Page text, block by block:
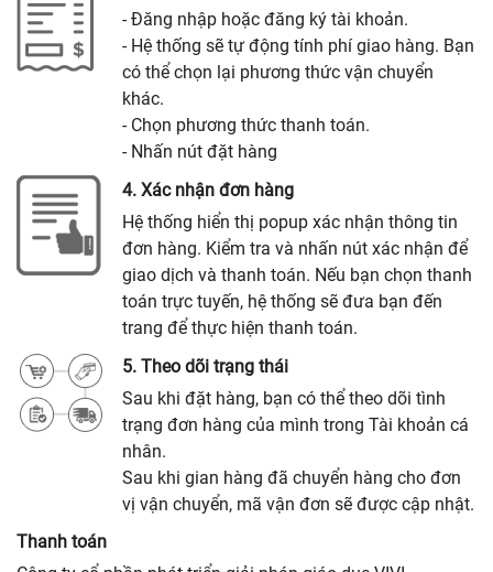
- Đăng nhập hoặc đăng ký tài khoản.
- Hệ thống sẽ tự động tính phí giao hàng. Bạn
có thể chọn lại phương thức vận chuyển
khác.
- Chọn phương thức thanh toán.
- Nhấn nút đặt hàng
4. Xác nhận đơn hàng
Hệ thống hiển thị popup xác nhận thông tin
đơn hàng. Kiểm tra và nhấn nút xác nhận để
giao dịch và thanh toán. Nếu bạn chọn thanh
toán trực tuyến, hệ thống sẽ đưa bạn đến
trang để thực hiện thanh toán.
5. Theo dõi trạng thái
Sau khi đặt hàng, bạn có thể theo dõi tình
trạng đơn hàng của mình trong Tài khoản cá
nhân.
Sau khi gian hàng đã chuyển hàng cho đơn
vị vận chuyển, mã vận đơn sẽ được cập nhật.
Thanh toán